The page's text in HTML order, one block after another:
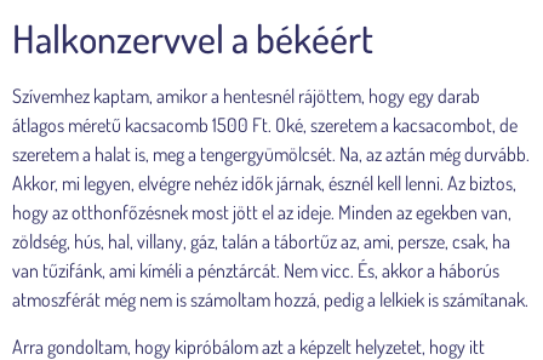
Halkonzervvel a békéért
Szívemhez kaptam, amikor a hentesnél rájöttem, hogy egy darab
átlagos méretű kacsacomb 1500 Ft. Oké, szeretem a kacsacombot, de
szeretem a halat is, meg a tengergyümölcsét. Na, az aztán még durvább.
Akkor, mi legyen, elvégre nehéz idők járnak, észnél kell lenni. Az biztos,
hogy az otthonfőzésnek most jött el az ideje. Minden az egekben van,
zöldség, hús, hal, villany, gáz, talán a tábortűz az, ami, persze, csak, ha
van tűzifánk, ami kíméli a pénztárcát. Nem vicc. És, akkor a háborús
atmoszférát még nem is számoltam hozzá, pedig a lelkiek is számítanak.
Arra gondoltam, hogy kipróbálom azt a képzelt helyzetet, hogy itt